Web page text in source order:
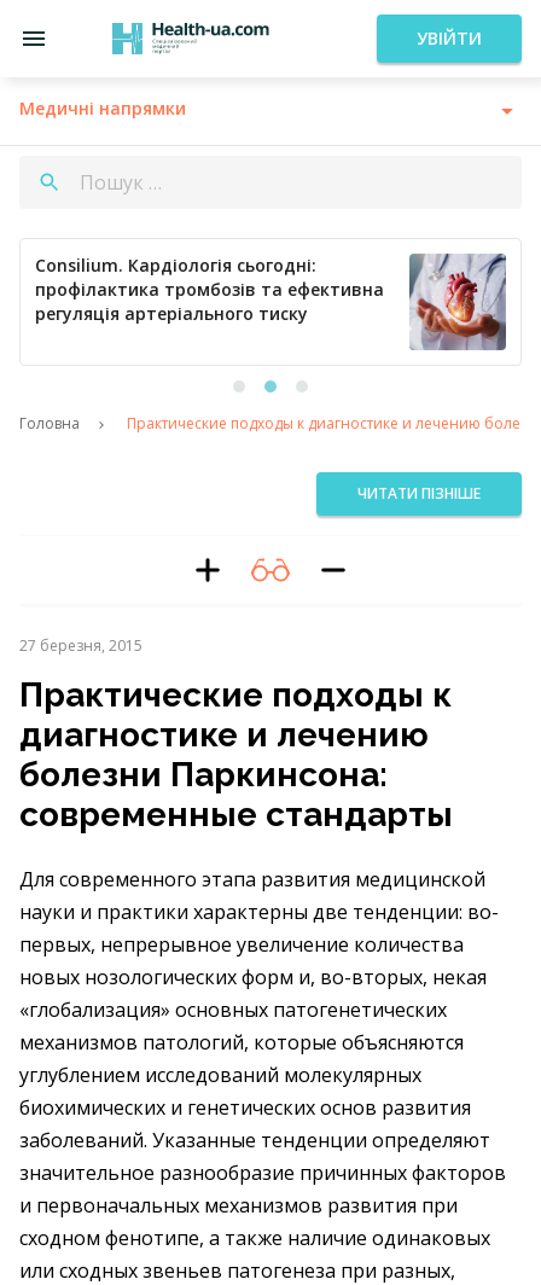
УВІЙТИ
Медичні напрямки
Consilium. Кардіологія сьогодні:
профілактика тромбозів та ефективна
регуляція артеріального тиску
Головна Практические подходы к диагностике и лечению
ЧИТАТИ ПІЗНІШЕ
27 березня, 2015
Практические подходы к
диагностике и лечению
болезни Паркинсона:
современные стандарты
Для современного этапа развития медицинской
науки и практики характерны две тенденции: во-
первых, непрерывное увеличение количества
новых нозологических форм и, во-вторых, некая
«глобализация» основных патогенетических
механизмов патологий, которые объясняются
углублением исследований молекулярных
биохимических и генетических основ развития
заболеваний. Указанные тенденции определяют
значительное разнообразие причинных факторов
и первоначальных механизмов развития при
сходном фенотипе, а также наличие одинаковых
или сходных звеньев патогенеза при разных,